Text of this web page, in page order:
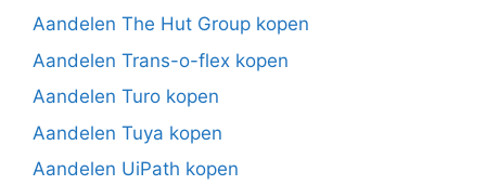
Aandelen The Hut Group kopen
Aandelen Trans-o-flex kopen
Aandelen Turo kopen
Aandelen Tuya kopen
Aandelen UiPath kopen